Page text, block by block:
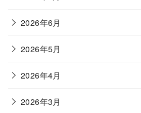
2026年6月
2026年5月
2026年4月
2026年3月